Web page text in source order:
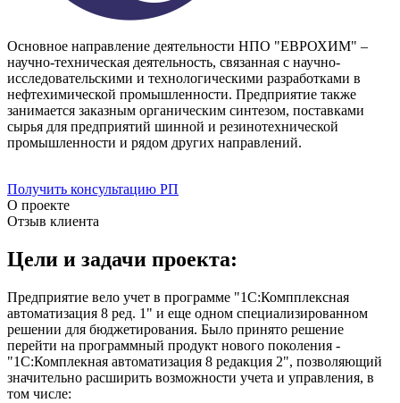
Основное направление деятельности НПО "ЕВРОХИМ" –
научно-техническая деятельность, связанная с научно-
исследовательскими и технологическими разработками в
нефтехимической промышленности. Предприятие также
занимается заказным органическим синтезом, поставками
сырья для предприятий шинной и резинотехнической
промышленности и рядом других направлений.
Получить консультацию РП
О проекте
Отзыв клиента
Цели и задачи проекта:
Предприятие вело учет в программе "1С:Компплексная
автоматизация 8 ред. 1" и еще одном специализированном
решении для бюджетирования. Было принято решение
перейти на программный продукт нового поколения -
"1С:Комплекная автоматизация 8 редакция 2", позволяющий
значительно расширить возможности учета и управления, в
том числе: